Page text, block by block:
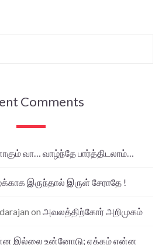
Comments
வா… வாழ்ந்தே பார்த்திடலாம்…
இருந்தால் இருள் சேராதே !
on அவலத்திற்கோர் அறிமுகம்
இல்லை உன்னோடு; ஏக்கம் என்ன